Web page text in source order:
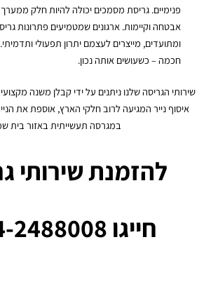
פנימיים. גריסת מסמכים יכולה להיות חלק
אבטחה וקיימות. ארגונים שמטמיעים פתרונות
ומתועדים, מייצרים לעצמם יתרון תפעולי
חכמה – כשעושים אותה נכון.
שירותי הגריסה שלנו ניתנים על ידי קבלן משנה
איסוף נייר המגיעה לרוב חלקי הארץ, אוספת את
במגרסה תעשייתית באזור בית
להזמנת שירותי
חייגו 054-2488008